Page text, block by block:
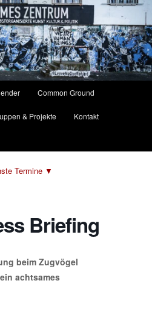
Common Ground
& Projekte Kontakt
Termine ▼
Briefing
beim Zugvögel
achtsames